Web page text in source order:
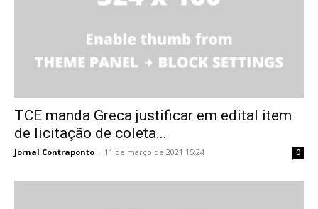
TCE manda Greca justificar em edital item
de licitação de coleta...
Jornal Contraponto - 11 de março de 2021 15:24 0